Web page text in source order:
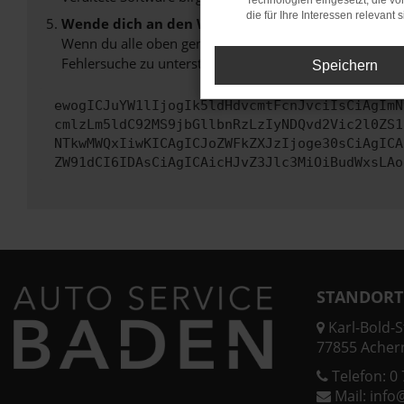
Wende dich an den Webseitenbetreiber.
Wenn du alle oben genannten Schritte versucht hast,
Fehlersuche zu unterstützen:
Karl-Bold-
77855
Telefon: 0
Mail:
die für Ihre Interessen relevant
Speichern